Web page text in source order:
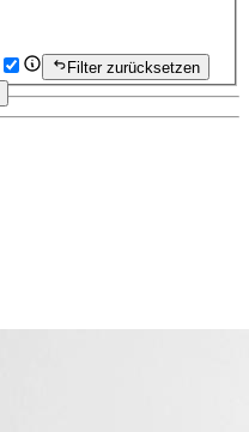
Filter zurücksetzen